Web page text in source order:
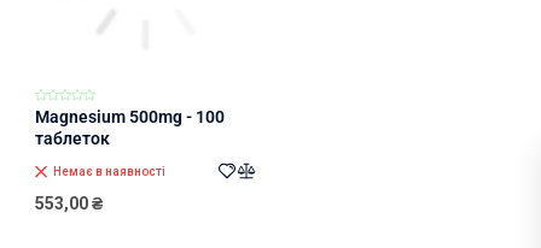
Magnesium 500mg - 100
таблеток
Немає в наявності
553,00₴